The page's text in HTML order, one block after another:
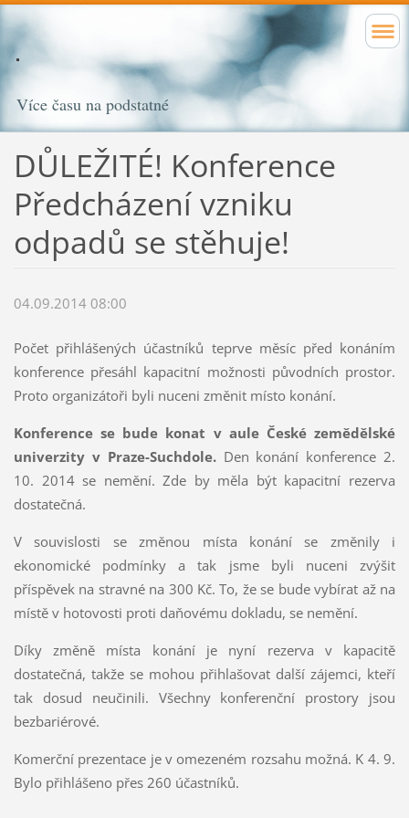
Více času na podstatné
DŮLEŽITÉ! Konference
Předcházení vzniku
odpadů se stěhuje!
04.09.2014 08:00
Počet přihlášených účastníků teprve měsíc před konáním
konference přesáhl kapacitní možnosti původních prostor.
Proto organizátoři byli nuceni změnit místo konání.
Konference se bude konat v aule České zemědělské
univerzity v Praze-Suchdole.Den konání konference 2.
10. 2014 se nemění. Zde by měla být kapacitní rezerva
dostatečná.
V souvislosti se změnou místa konání se změnily i
ekonomické podmínky a tak jsme byli nuceni zvýšit
příspěvek na stravné na 300 Kč. To, že se bude vybírat až na
místě v hotovosti proti daňovému dokladu, se nemění.
Díky změně místa konání je nyní rezerva v kapacitě
dostatečná, takže se mohou přihlašovat další zájemci, kteří
tak dosud neučinili. Všechny konferenční prostory jsou
bezbariérové.
Komerční prezentace je v omezeném rozsahu možná. K 4. 9.
Bylo přihlášeno přes 260 účastníků.